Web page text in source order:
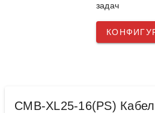
задач
CMB-XL25-16(PS)